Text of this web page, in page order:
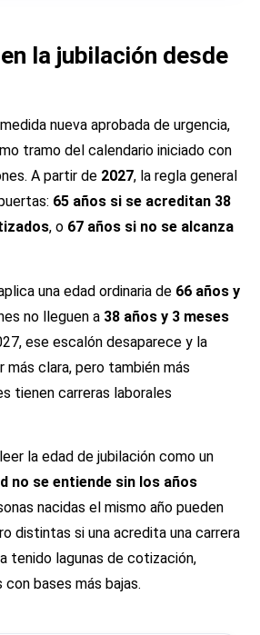
la jubilación desde
nueva aprobada de urgencia,
tramo del calendario iniciado con
A partir de 2027, la regla general
65 años si se acreditan 38
, o 67 años si no se alcanza
una edad ordinaria de 66 años y
no lleguen a 38 años y 3 meses
ese escalón desaparece y la
más clara, pero también más
tienen carreras laborales
la edad de jubilación como un
no se entiende sin los años
nacidas el mismo año pueden
distintas si una acredita una carrera
tenido lagunas de cotización,
bases más bajas.